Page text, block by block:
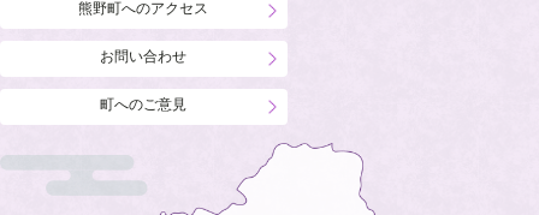
熊野町へのアクセス
お問い合わせ
町へのご意見